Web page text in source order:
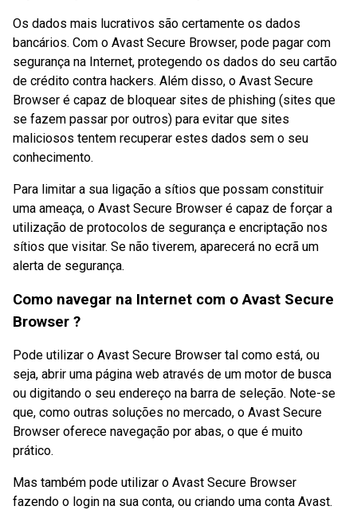
Os dados mais lucrativos são certamente os dados
bancários. Com o Avast Secure Browser, pode pagar com
segurança na Internet, protegendo os dados do seu cartão
de crédito contra hackers. Além disso, o Avast Secure
Browser é capaz de bloquear sites de phishing (sites que
se fazem passar por outros) para evitar que sites
maliciosos tentem recuperar estes dados sem o seu
conhecimento.
Para limitar a sua ligação a sítios que possam constituir
uma ameaça, o Avast Secure Browser é capaz de forçar a
utilização de protocolos de segurança e encriptação nos
sítios que visitar. Se não tiverem, aparecerá no ecrã um
alerta de segurança.
Como navegar na Internet com o Avast Secure
Browser ?
Pode utilizar o Avast Secure Browser tal como está, ou
seja, abrir uma página web através de um motor de busca
ou digitando o seu endereço na barra de seleção. Note-se
que, como outras soluções no mercado, o Avast Secure
Browser oferece navegação por abas, o que é muito
prático.
Mas também pode utilizar o Avast Secure Browser
fazendo o login na sua conta, ou criando uma conta Avast.